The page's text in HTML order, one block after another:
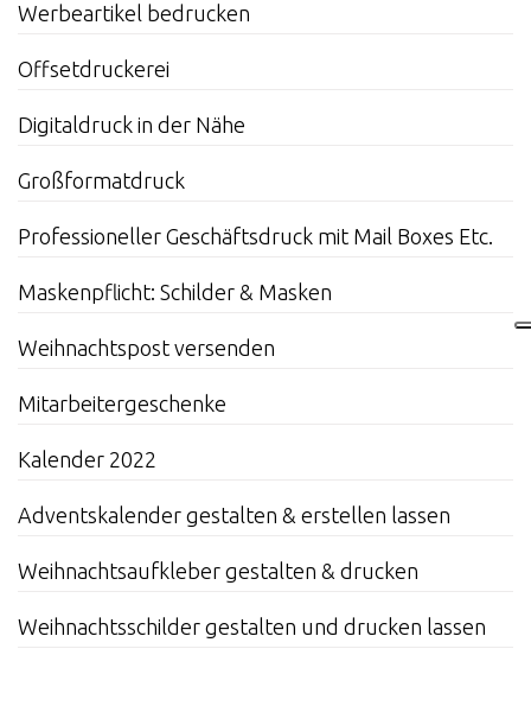
Werbeartikel bedrucken
Offsetdruckerei
Digitaldruck in der Nähe
Großformatdruck
Professioneller Geschäftsdruck mit Mail Boxes Etc.
Maskenpflicht: Schilder & Masken
Weihnachtspost versenden
Mitarbeitergeschenke
Kalender 2022
Adventskalender gestalten & erstellen lassen
Weihnachtsaufkleber gestalten & drucken
Weihnachtsschilder gestalten und drucken lassen